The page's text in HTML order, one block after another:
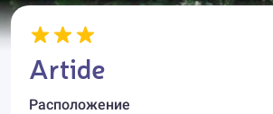
Artide
Расположение